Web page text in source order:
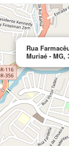
Rua
Muriaé - MG,